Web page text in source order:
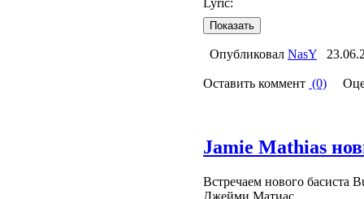
Lyric:
Опубликовал NasY
Оставить коммент (0)
Jamie Mathias
Встречаем нового басиста
Джейми Матиас.